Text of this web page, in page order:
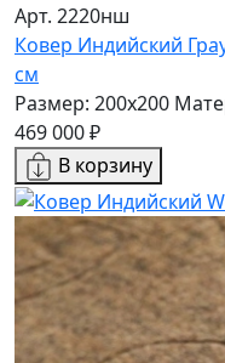
Арт. 2220нш
Ковер Индийский
см
Размер: 200x200
469 000 ₽
В корзину